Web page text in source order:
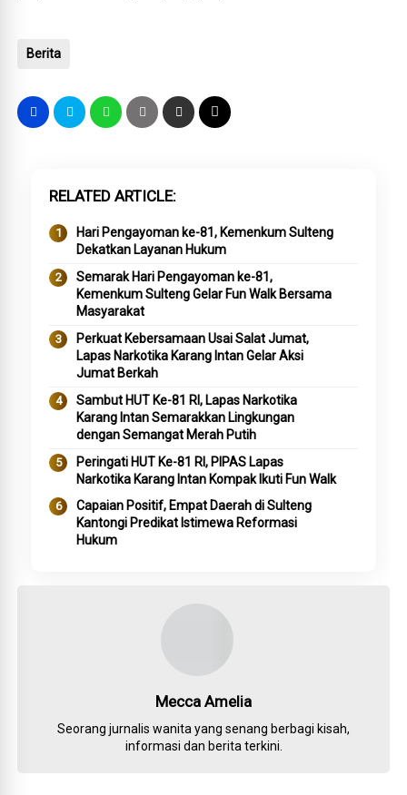
Berita
RELATED ARTICLE
Hari Pengayoman ke-81, Kemenkum Sulteng
Dekatkan Layanan Hukum
Semarak Hari Pengayoman ke-81,
Kemenkum Sulteng Gelar Fun Walk Bersama
Masyarakat
Perkuat Kebersamaan Usai Salat Jumat,
Lapas Narkotika Karang Intan Gelar Aksi
Jumat Berkah
Sambut HUT Ke-81 RI, Lapas Narkotika
Karang Intan Semarakkan Lingkungan
dengan Semangat Merah Putih
Peringati HUT Ke-81 RI, PIPAS Lapas
Narkotika Karang Intan Kompak Ikuti Fun Walk
Capaian Positif, Empat Daerah di Sulteng
Kantongi Predikat Istimewa Reformasi
Hukum
Mecca Amelia
Seorang jurnalis wanita yang senang berbagi kisah,
informasi dan berita terkini.